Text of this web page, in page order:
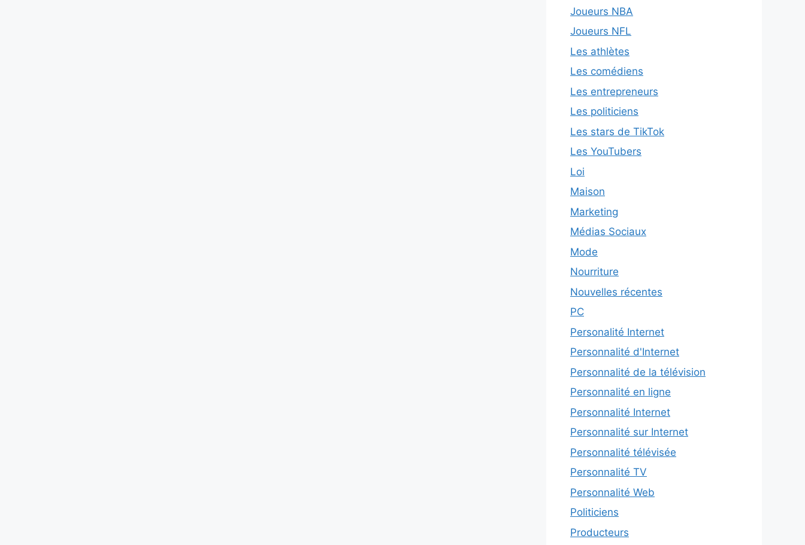
Joueurs NBA
Joueurs NFL
Les athlètes
Les comédiens
Les entrepreneurs
Les politiciens
Les stars de TikTok
Les YouTubers
Loi
Maison
Marketing
Médias Sociaux
Mode
Nourriture
Nouvelles récentes
PC
Personalité Internet
Personnalité d'Internet
Personnalité de la télévision
Personnalité en ligne
Personnalité Internet
Personnalité sur Internet
Personnalité télévisée
Personnalité TV
Personnalité Web
Politiciens
Producteurs